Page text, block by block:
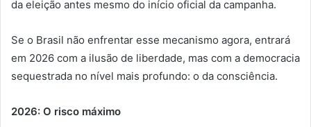
da eleição antes mesmo do início oficial da campanha.
Se o Brasil não enfrentar esse mecanismo agora, entrará
em 2026 com a ilusão de liberdade, mas com a democracia
sequestrada no nível mais profundo: o da consciência.
2026: O risco máximo